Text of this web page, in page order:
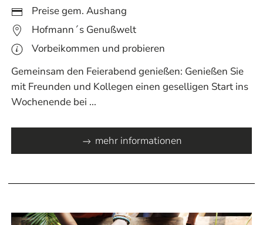
Preise gem. Aushang
Hofmann´s Genußwelt
Vorbeikommen und probieren
Gemeinsam den Feierabend genießen: Genießen Sie
mit Freunden und Kollegen einen geselligen Start ins
Wochenende bei ...
mehr informationen